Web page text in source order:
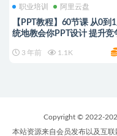
职业培训 阿里云盘
【PPT教程】60节课 从0到
统地教会你PPT设计 提升竞
3 年前 1.1K
Copyright © 2022-
本站资源来自会员发布以及互